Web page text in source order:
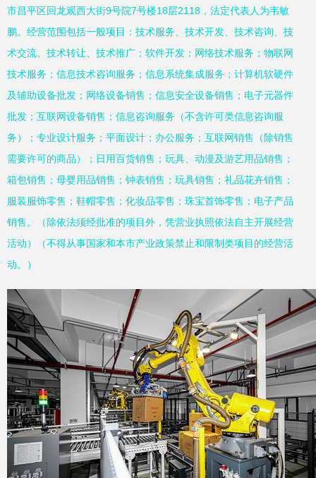
市昌平区回龙观西大街9号院7号楼18层2118，法定代表人为韦敏
鹏。经营范围包括一般项目：技术服务、技术开发、技术咨询、技
术交流、技术转让、技术推广；软件开发；网络技术服务；物联网
技术服务；信息技术咨询服务；信息系统集成服务；计算机软硬件
及辅助设备批发；网络设备销售；信息安全设备销售；电子元器件
批发；互联网设备销售；信息咨询服务（不含许可类信息咨询服
务）；专业设计服务；平面设计；办公服务；互联网销售（除销售
需要许可的商品）；日用百货销售；玩具、动漫及游艺用品销售；
箱包销售；母婴用品销售；钟表销售；玩具销售；礼品花卉销售；
服装服饰零售；鞋帽零售；化妆品零售；珠宝首饰零售；电子产品
销售。（除依法须经批准的项目外，凭营业执照依法自主开展经营
活动）（不得从事国家和本市产业政策禁止和限制类项目的经营活
动。）